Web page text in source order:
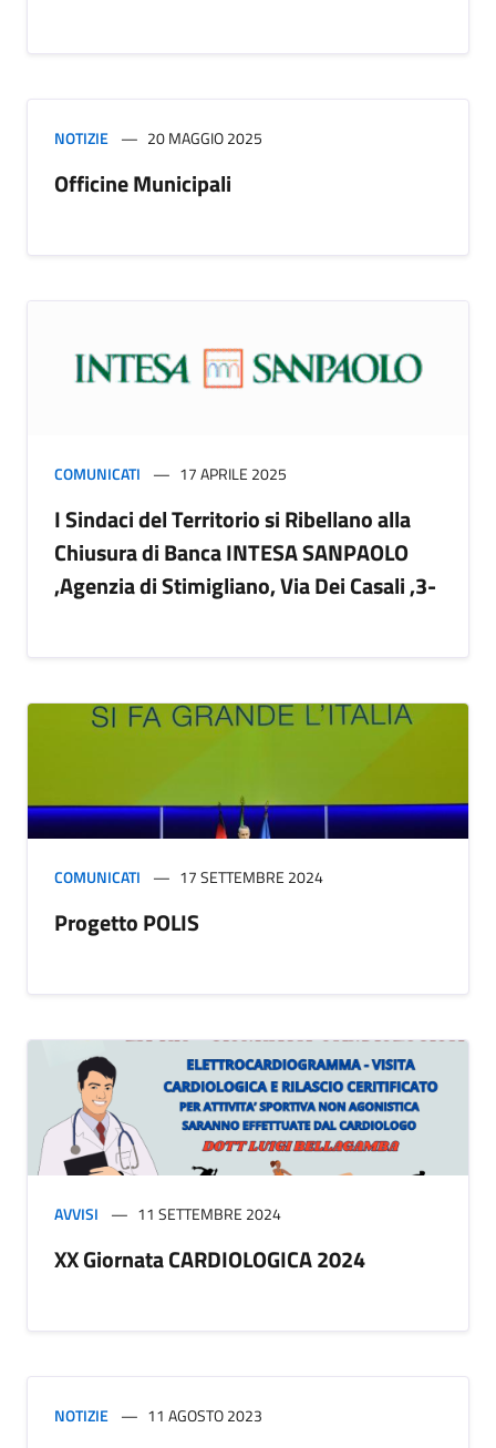
NOTIZIE 20 MAGGIO 2025
Officine Municipali
COMUNICATI 17 APRILE 2025
I Sindaci del Territorio si Ribellano alla
Chiusura di Banca INTESA SANPAOLO
,Agenzia di Stimigliano, Via Dei Casali ,3-
COMUNICATI 17 SETTEMBRE 2024
Progetto POLIS
AVVISI 11 SETTEMBRE 2024
XX Giornata CARDIOLOGICA 2024
NOTIZIE 11 AGOSTO 2023